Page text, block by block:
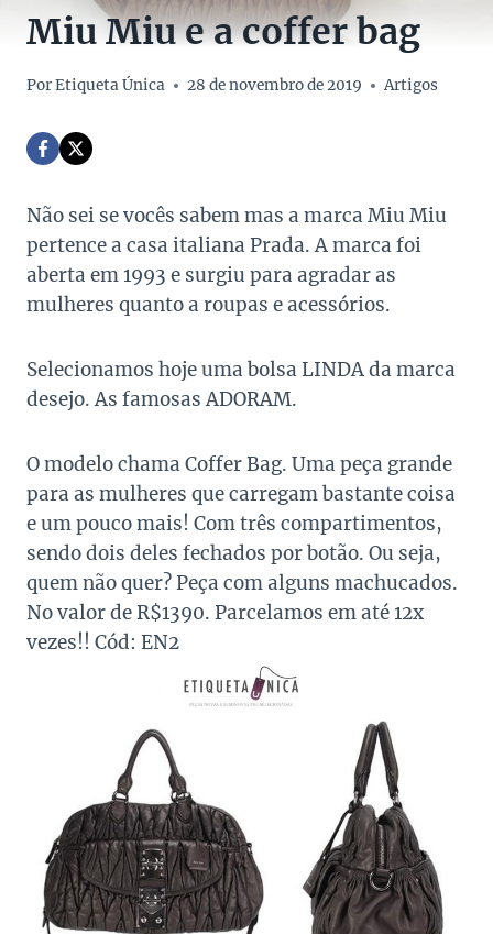
Miu Miu e a coffer bag
PorEtiqueta Única 28 de novembro de 2019 Artigos
Não sei se vocês sabem mas a marca Miu Miu
pertence a casa italiana Prada. A marca foi
aberta em 1993 e surgiu para agradar as
mulheres quanto a roupas e acessórios.
Selecionamos hoje uma bolsa LINDA da marca
desejo. As famosas ADORAM.
O modelo chama Coffer Bag. Uma peça grande
para as mulheres que carregam bastante coisa
e um pouco mais! Com três compartimentos,
sendo dois deles fechados por botão. Ou seja,
quem não quer? Peça com alguns machucados.
No valor de R$1390. Parcelamos em até 12x
vezes!! Cód: EN2